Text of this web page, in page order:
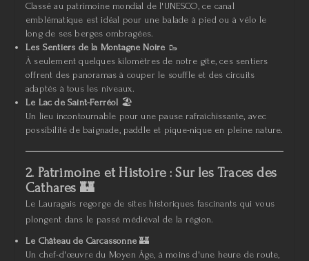
Classé au patrimoine mondial de l'UNESCO, ce canal
emblématique est idéal pour une balade à pied ou à vélo le
long de ses berges ombragées.
Les Sentiers de la Montagne Noire 🥾
À seulement quelques kilomètres de notre gîte, ces sentiers
offrent des panoramas à couper le souffle et des circuits
adaptés à tous les niveaux.
Le Lac de Saint-Ferréol 🏖️
Un lieu incontournable pour une pause rafraîchissante, avec
possibilité de baignade, paddle et pique-nique en pleine nature.
2. Patrimoine et Histoire : Sur les Traces des
Cathares 🏰
Le Lauragais regorge de sites historiques fascinants qui vous
plongent dans le passé médiéval de la région.
Le Château de Carcassonne🏰
Un chef-d'œuvre du Moyen Âge, à moins d'une heure de route,